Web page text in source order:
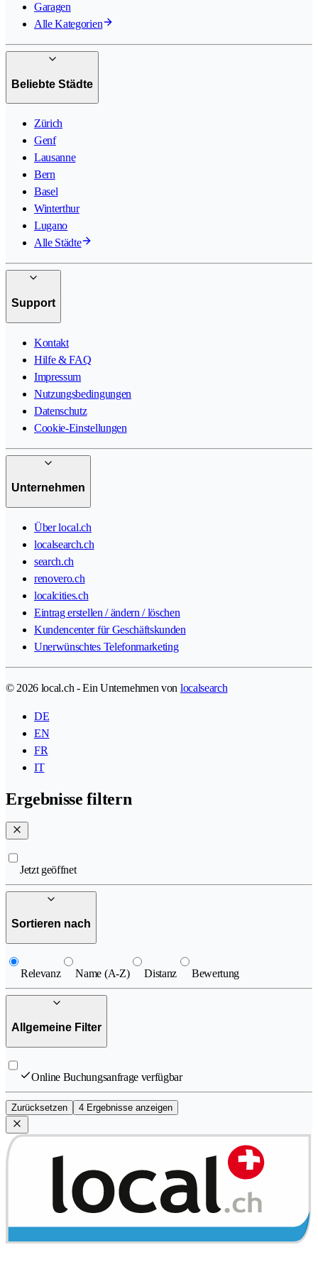
Garagen
Alle Kategorien
Beliebte Städte
Zürich
Genf
Lausanne
Bern
Basel
Winterthur
Lugano
Alle Städte
Support
Kontakt
Hilfe & FAQ
Impressum
Nutzungsbedingungen
Datenschutz
Cookie-Einstellungen
Unternehmen
Über local.ch
localsearch.ch
search.ch
renovero.ch
localcities.ch
Eintrag erstellen / ändern / löschen
Kundencenter für Geschäftskunden
Unerwünschtes Telefonmarketing
© 2026 local.ch - Ein Unternehmen von localsearch
DE
EN
FR
IT
Ergebnisse filtern
Jetzt geöffnet
Sortieren nach
Relevanz Name (A-Z) Distanz Bewertung
Allgemeine Filter
Online Buchungsanfrage verfügbar
Zurücksetzen 4 Ergebnisse anzeigen